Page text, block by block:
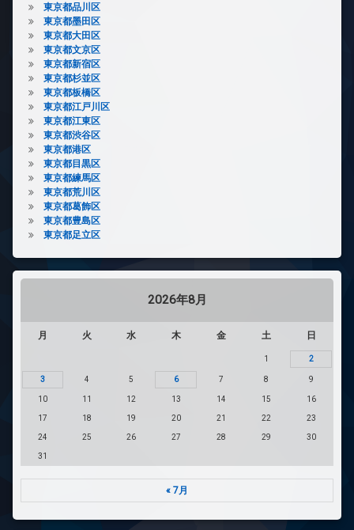
東京都品川区
東京都墨田区
東京都大田区
東京都文京区
東京都新宿区
東京都杉並区
東京都板橋区
東京都江戸川区
東京都江東区
東京都渋谷区
東京都港区
東京都目黒区
東京都練馬区
東京都荒川区
東京都葛飾区
東京都豊島区
東京都足立区
2026年8月
月 火 水 木 金 土 日
1 2
3 4 5 6 7 8 9
10 11 12 13 14 15 16
17 18 19 20 21 22 23
24 25 26 27 28 29 30
31
« 7月